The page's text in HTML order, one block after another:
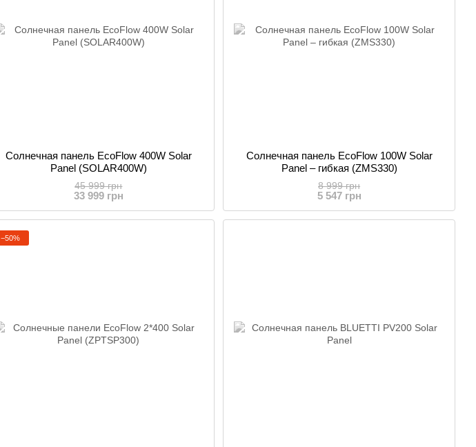
Солнечная панель EcoFlow 400W Solar
Panel (SOLAR400W)
45 999 грн
33 999 грн
Солнечная панель EcoFlow 100W Solar
Panel – гибкая (ZMS330)
8 999 грн
5 547 грн
−50%